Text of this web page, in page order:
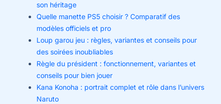
son héritage
Quelle manette PS5 choisir ? Comparatif des
modèles officiels et pro
Loup garou jeu : règles, variantes et conseils pour
des soirées inoubliables
Règle du président : fonctionnement, variantes et
conseils pour bien jouer
Kana Konoha : portrait complet et rôle dans l’univers
Naruto